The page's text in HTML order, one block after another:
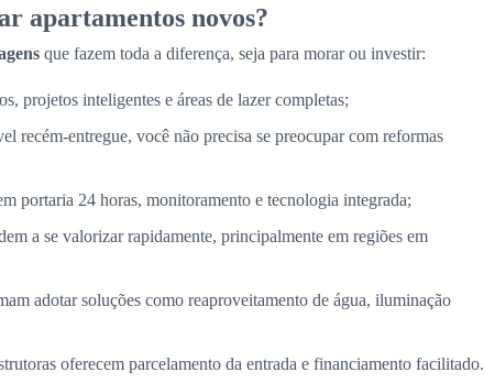
apartamentos novos?
que fazem toda a diferença, seja para morar ou investir:
projetos inteligentes e áreas de lazer completas;
recém-entregue, você não precisa se preocupar com reformas
portaria 24 horas, monitoramento e tecnologia integrada;
a se valorizar rapidamente, principalmente em regiões em
adotar soluções como reaproveitamento de água, iluminação
oferecem parcelamento da entrada e financiamento facilitado.